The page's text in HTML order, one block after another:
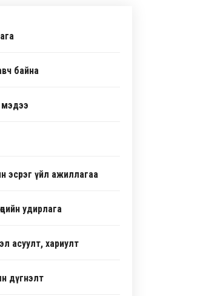
байна
эсрэг үйл ажиллагаа
удирлага
асуулт, хариулт
дүгнэлт